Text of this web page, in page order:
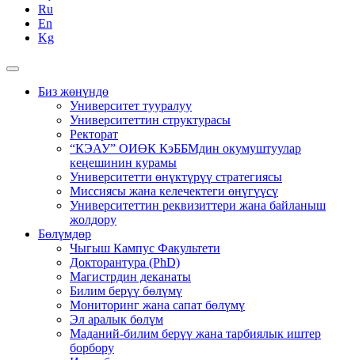
Ru
En
Kg
Биз жөнүндө
Университет тууралуу
Университеттин структурасы
Ректорат
“КЭАУ” ОИӨК КэББМдин окумуштуулар
кеңешинин курамы
Университетти өнүктүрүү стратегиясы
Миссиясы жана келечектеги өнүгүүсү
Университеттин реквизиттери жана байланыш
жолдору
Бөлүмдөр
Чыгыш Кампус Факультети
Докторантура (PhD)
Магистрдин деканаты
Билим берүү бөлүмү
Мониторинг жана сапат бөлүмү
Эл аралык бөлүм
Маданий-билим берүү жана тарбиялык иштер
борбору